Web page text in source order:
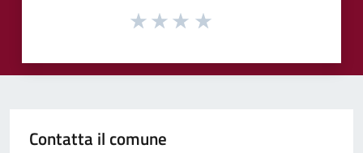
Contatta il comune